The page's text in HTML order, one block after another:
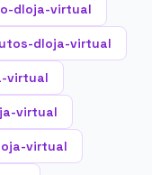
dloja-virtual
dloja-virtual
virtual
virtual
virtual